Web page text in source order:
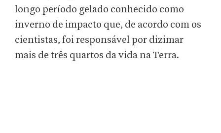
longo período gelado conhecido como
inverno de impacto que, de acordo com os
cientistas, foi responsável por dizimar
mais de três quartos da vida na Terra.